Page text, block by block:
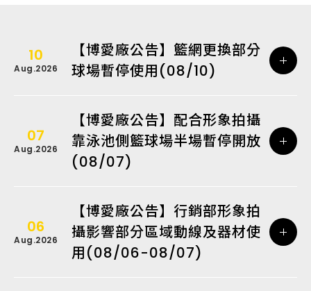
10
Aug.2026
【博愛廠公告】籃網更換部分
球場暫停使用(08/10)
07
Aug.2026
【博愛廠公告】配合形象拍攝
靠泳池側籃球場半場暫停開放
(08/07)
06
Aug.2026
【博愛廠公告】行銷部形象拍
攝影響部分區域動線及器材使
用(08/06-08/07)